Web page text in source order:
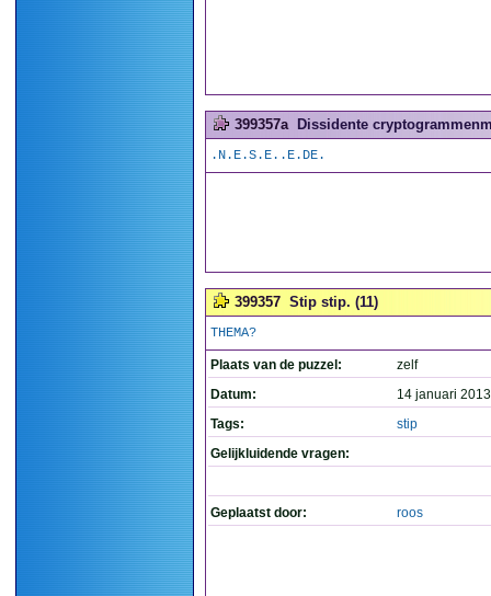
399357a Dissidente
.N.E.S.E..E.DE.
399357 Stip stip. (11)
THEMA?
Plaats van de puzzel:
zelf
Datum:
14 januari
Tags:
stip
Gelijkluidende vragen:
Geplaatst door: roos